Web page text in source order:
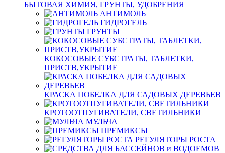
БЫТОВАЯ ХИМИЯ, ГРУНТЫ, УДОБРЕНИЯ
АНТИМОЛЬ
ГИДРОГЕЛЬ
ГРУНТЫ
КОКОСОВЫЕ СУБСТРАТЫ, ТАБЛЕТКИ,
ПРИСТВ,УКРЫТИЕ
КРАСКА ПОБЕЛКА ДЛЯ САДОВЫХ ДЕРЕВЬЕВ
КРОТООТПУГИВАТЕЛИ, СВЕТИЛЬНИКИ
МУЛЬЧА
ПРЕМИКСЫ
РЕГУЛЯТОРЫ РОСТА